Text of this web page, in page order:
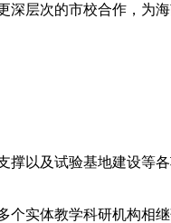
深层次的市校合作，为
撑以及试验基地建设等
个实体教学科研机构相